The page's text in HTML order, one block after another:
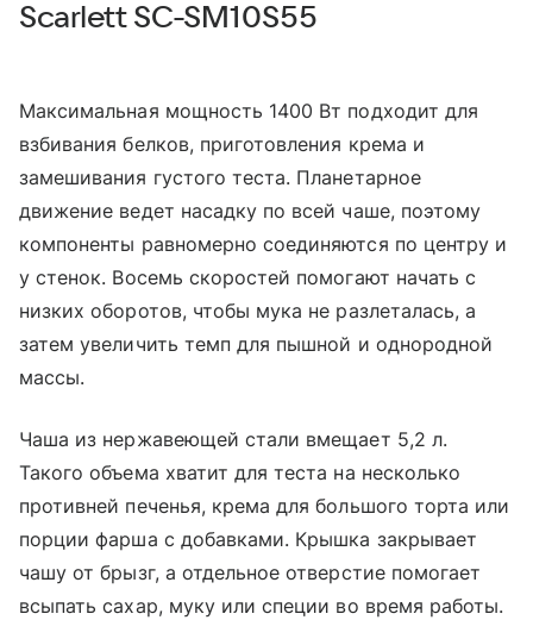
Scarlett SC-SM10S55
Максимальная мощность 1400 Вт подходит для
взбивания белков, приготовления крема и
замешивания густого теста. Планетарное
движение ведет насадку по всей чаше, поэтому
компоненты равномерно соединяются по центру и
у стенок. Восемь скоростей помогают начать с
низких оборотов, чтобы мука не разлеталась, а
затем увеличить темп для пышной и однородной
массы.
Чаша из нержавеющей стали вмещает 5,2 л.
Такого объема хватит для теста на несколько
противней печенья, крема для большого торта или
порции фарша с добавками. Крышка закрывает
чашу от брызг, а отдельное отверстие помогает
всыпать сахар, муку или специи во время работы.